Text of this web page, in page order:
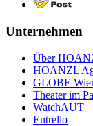
Unternehmen
Über
HOANZL
GLOBE
Theater im
WatchAUT
Entrello